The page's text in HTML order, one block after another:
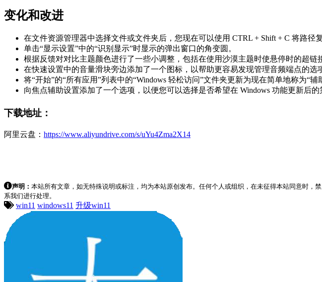
变化和改进
在文件资源管理器中选择文件或文件夹后，您现在可以使用 CTRL + Shift + C 将路径
单击“显示设置”中的“识别显示”时显示的弹出窗口的角变圆。
根据反馈对对比主题颜色进行了一些小调整，包括在使用沙漠主题时使悬停时的超链
在快速设置中的音量滑块旁边添加了一个图标，以帮助更容易发现管理音频端点的选
将“开始”的“所有应用”列表中的“Windows 轻松访问”文件夹更新为现在简单地称为“辅
向焦点辅助设置添加了一个选项，以便您可以选择是否希望在 Windows 功能更新后的
下载地址：
阿里云盘： https://www.aliyundrive.com/s/uYu4Zma2X14
声明： 本站所有文章，如无特殊说明或标注，均为本站原创发布。任何个人或组织，在未征得本站同意时
系我们进行处理。
win11 windows11 升级win11